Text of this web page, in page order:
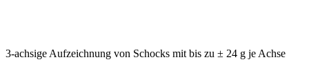
3-achsige Aufzeichnung von Schocks mit bis zu ± 24 g je Achse